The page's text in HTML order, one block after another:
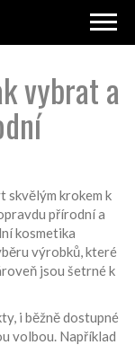
vybrat a
skvělým krokem k
přírodní a
kosmetika
výrobků, které
jsou šetrné k
i běžně dostupné
volbou. Například